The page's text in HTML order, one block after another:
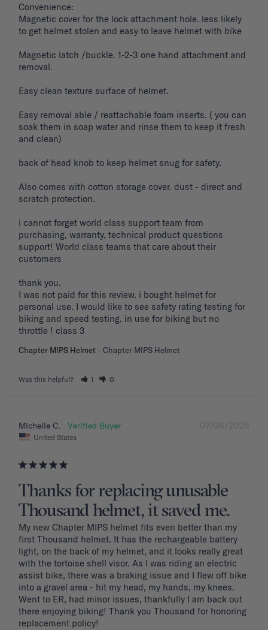
Convenience:
Magnetic cover for the lock attachment hole. less likely
to get helmet stolen and easy to leave helmet with bike
Magnetic latch /buckle. 1-2-3 one hand attachment and
removal.
Easy clean texture surface of helmet.
Easy removal able / reattachable foam inserts. ( you can
soak them in soap water and rinse them to keep it fresh
and clean)
back of head knob to keep helmet snug for safety.
Also comes with cotton storage cover. dust - direct and
scratch protection.
i cannot forget world class support team from
purchasing, warranty, technical product questions
support! World class teams that care about their
customers
thank you.
I was not paid for this review. i bought helmet for
personal use. I would like to see safety rating testing for
biking and speed testing. in use for biking but no
throttle ! class 3
Chapter MIPS Helmet Chapter MIPS Helmet
Was this helpful? 1 0
07/06/2026
Michelle C.
United States
Thanks for replacing unusable
Thousand helmet, it saved me.
My new Chapter MIPS helmet fits even better than my
first Thousand helmet. It has the rechargeable battery
light, on the back of my helmet, and it looks really great
with the tortoise shell visor. As I was riding an electric
assist bike, there was a braking issue and I flew off bike
into a gravel area - hit my head, my hands, my knees.
Went to ER, had minor issues, thankfully I am back out
there enjoying biking! Thank you Thousand for honoring
replacement policy!